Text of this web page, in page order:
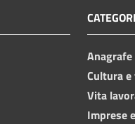
Cultura
Vita
Imprese